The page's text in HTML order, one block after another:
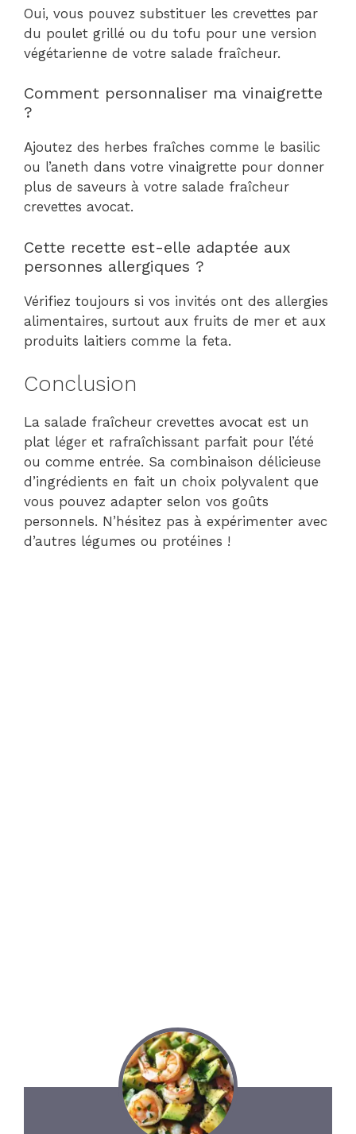
Oui, vous pouvez substituer les crevettes par
du poulet grillé ou du tofu pour une version
végétarienne de votre salade fraîcheur.
Comment personnaliser ma vinaigrette
?
Ajoutez des herbes fraîches comme le basilic
ou l’aneth dans votre vinaigrette pour donner
plus de saveurs à votre salade fraîcheur
crevettes avocat.
Cette recette est-elle adaptée aux
personnes allergiques ?
Vérifiez toujours si vos invités ont des allergies
alimentaires, surtout aux fruits de mer et aux
produits laitiers comme la feta.
Conclusion
La salade fraîcheur crevettes avocat est un
plat léger et rafraîchissant parfait pour l’été
ou comme entrée. Sa combinaison délicieuse
d’ingrédients en fait un choix polyvalent que
vous pouvez adapter selon vos goûts
personnels. N’hésitez pas à expérimenter avec
d’autres légumes ou protéines !